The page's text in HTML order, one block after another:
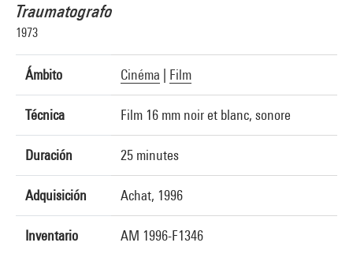
Traumatografo
1973
Ámbito Cinéma Film
Técnica Film 16 mm noir et blanc, sonore
Duración 25 minutes
Adquisición Achat, 1996
Inventario AM 1996-F1346